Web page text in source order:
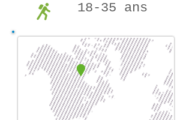
18-35 ans